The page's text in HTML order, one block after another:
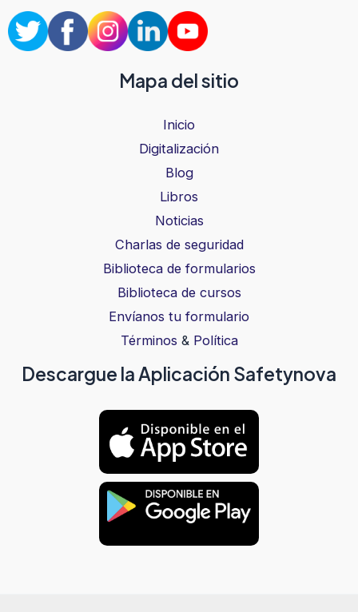
Mapa del sitio
Inicio
Digitalización
Blog
Libros
Noticias
Charlas de seguridad
Biblioteca de formularios
Biblioteca de cursos
Envíanos tu formulario
Términos & Política
Descargue la Aplicación Safetynova